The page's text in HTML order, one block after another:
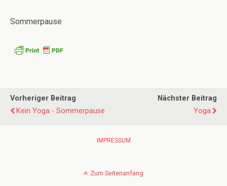
Sommerpause
Vorheriger Beitrag
Kein Yoga - Sommerpause
Nächster Beitrag
Yoga
IMPRESSUM
Zum Seitenanfang